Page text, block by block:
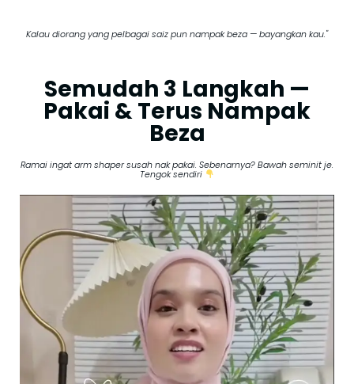
Kalau diorang yang pelbagai saiz pun nampak beza — bayangkan kau."
Semudah 3 Langkah —
Pakai & Terus Nampak
Beza
Ramai ingat arm shaper susah nak pakai. Sebenarnya? Bawah seminit je.
Tengok sendiri